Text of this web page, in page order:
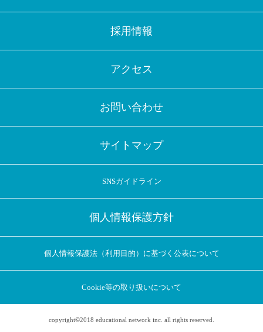
採用情報
アクセス
お問い合わせ
サイトマップ
SNSガイドライン
個人情報保護方針
個人情報保護法（利用目的）に基づく公表について
Cookie等の取り扱いについて
copyright©2018 educational network inc. all rights reserved.